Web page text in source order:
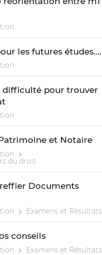
les futures études....
difficulté pour trouver
et Notaire
du droit
Documents
Examens et Résultats
conseils
Examens et Résultats